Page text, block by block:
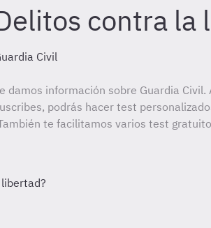
contra la
Civil
damos información sobre Guardia Civil.
podrás hacer test
te facilitamos varios test